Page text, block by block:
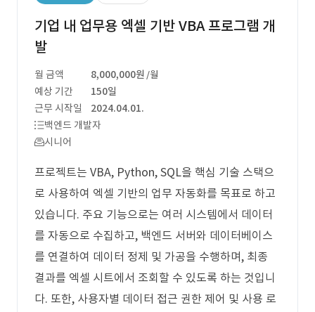
기업 내 업무용 엑셀 기반 VBA 프로그램 개
발
월 금액 8,000,000원 /월
예상 기간
150일
근무 시작일
2024.04.01.
백엔드 개발자
시니어
프로젝트는 VBA, Python, SQL을 핵심 기술 스택으
로 사용하여 엑셀 기반의 업무 자동화를 목표로 하고
있습니다. 주요 기능으로는 여러 시스템에서 데이터
를 자동으로 수집하고, 백엔드 서버와 데이터베이스
를 연결하여 데이터 정제 및 가공을 수행하며, 최종
결과를 엑셀 시트에서 조회할 수 있도록 하는 것입니
다. 또한, 사용자별 데이터 접근 권한 제어 및 사용 로